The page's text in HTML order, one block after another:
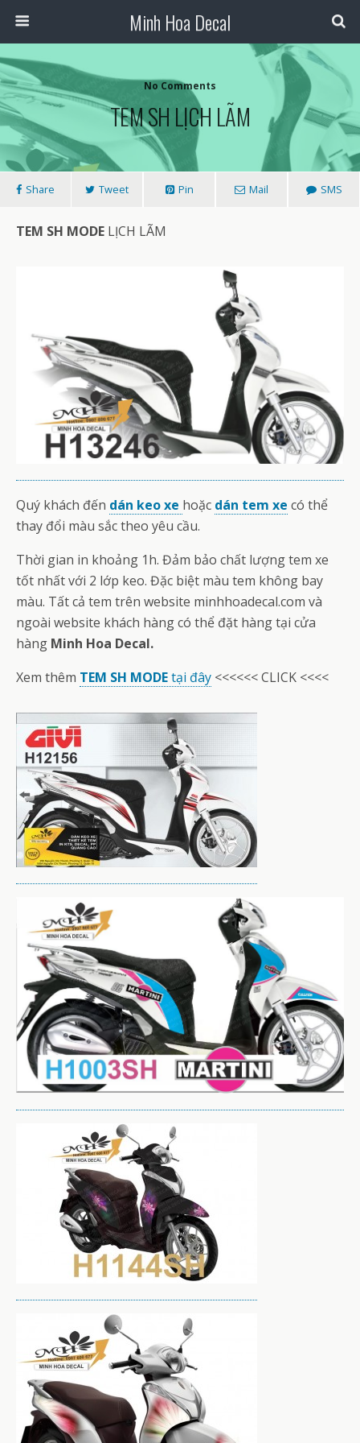
Minh Hoa Decal
No Comments
TEM SH LỊCH LÃM
Share Tweet Pin Mail SMS
TEM SH MODE LỊCH LÃM
Quý khách đến dán keo xe hoặc dán tem xe có thể
thay đổi màu sắc theo yêu cầu.
Thời gian in khoảng 1h. Đảm bảo chất lượng tem xe
tốt nhất với 2 lớp keo. Đặc biệt màu tem không bay
màu. Tất cả tem trên website minhhoadecal.com và
ngoài website khách hàng có thể đặt hàng tại cửa
hàng Minh Hoa Decal.
Xem thêm TEM SH MODEtại đây <<<<<< CLICK <<<<